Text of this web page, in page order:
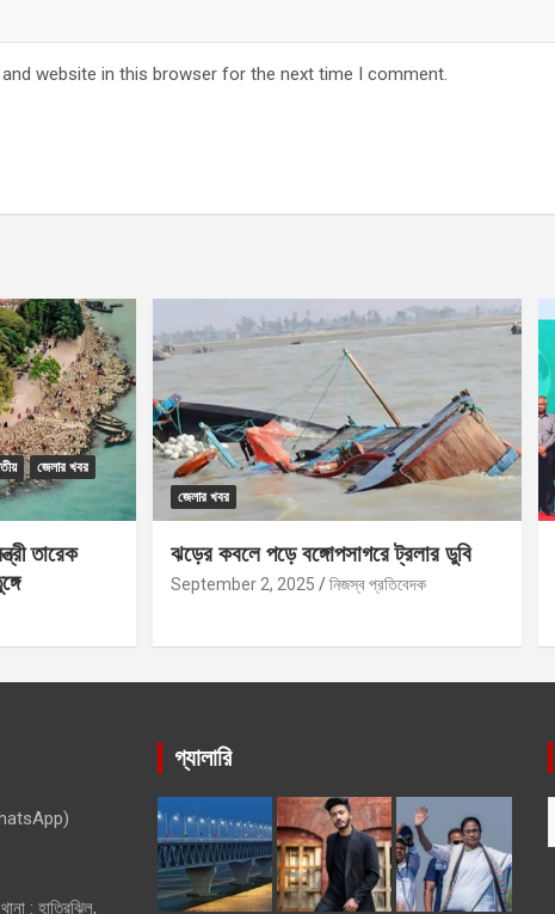
and website in this browser for the next time I comment.
জেলার খবর
তারেক
জেলার খবর
ঝড়ের কবলে পড়ে বঙ্গোপসাগরে ট্রলার ডুবি
September 2, 2025 নিজস্ব প্রতিবেদক
: হাতিরঝিল,
গ্যালারি